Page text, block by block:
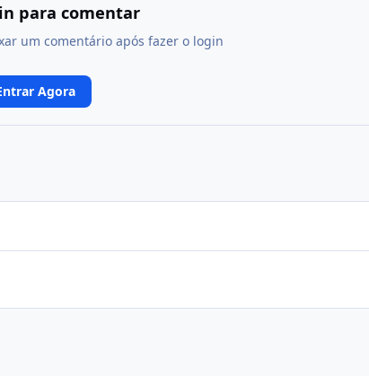
para comentar
um comentário após fazer o login
Agora